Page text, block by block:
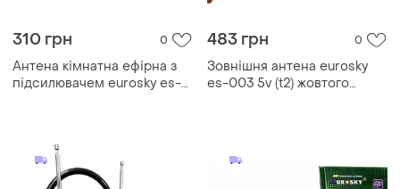
310 грн 0
Антена кімнатна ефірна з
підсилювачем eurosky es-
483 грн 0
Зовнішня антена eurosky
es-003 5v (t2) жовтого